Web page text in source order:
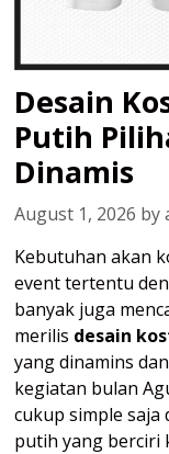
Desain
Putih
Dinamis
August 1, 2026 by
Kebutuhan akan
event tertentu
banyak juga
merilis desain
yang dinamins
kegiatan bulan
cukup simple saja
putih yang berciri